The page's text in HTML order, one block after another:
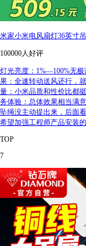
米家小米电风扇灯36英寸
100000人好评
灯光亮度：1%—100%无
果：全速转动送风还行
量：小米品质和性价比
务体验：总体效果相当
坠绳没主动提出来，后面
希望加强工程师产品安装
TOP
7